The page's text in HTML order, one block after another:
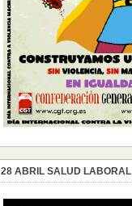
28 ABRIL SALUD LABORAL